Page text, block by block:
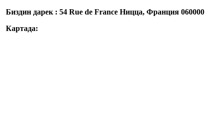
Биздин дарек : 54 Rue de France Ницца, Франция 060000
Картада: